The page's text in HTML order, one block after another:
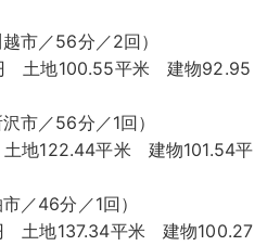
市／56分／2回）
地100.55平米 建物92.95
市／56分／1回）
122.44平米 建物101.54平
／46分／1回）
地137.34平米 建物100.27